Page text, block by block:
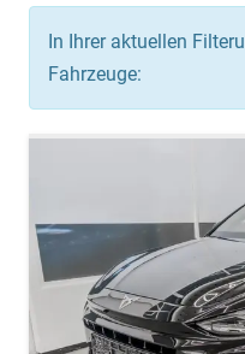
In Ihrer aktuellen
Fahrzeuge: